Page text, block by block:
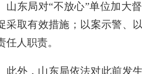
山东局对“不放心”单位加大
采取有效措施；以案示警、
任人职责。
此外，山东局依法对此前发